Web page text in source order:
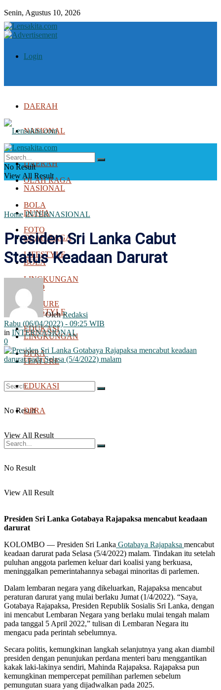
Senin, Agustus 10, 2026
Login
DAERAH
NASIONAL
DUNIA
OLAH RAGA
BOLA
FOTO
LIFESTYLE
LINGKUNGAN
FEATURE
EDUKASI
DPRA
No Result
View All Result
DAERAH
NASIONAL
DUNIA
OLAH RAGA
BOLA
FOTO
LIFESTYLE
LINGKUNGAN
FEATURE
EDUKASI
DPRA
No Result
View All Result
No Result
View All Result
Home INTERNASIONAL
Presiden Sri Lanka Cabut
Status Keadaan Darurat
Oleh Redaksi
Rabu (06/04/2022) - 09:25 WIB
in INTERNASIONAL
0
Presiden Sri Lanka Gotabaya Rajapaksa mencabut keadaan
darurat
KOLOMBO — Presiden Sri Lanka Gotabaya Rajapaksa mencabut
keadaan darurat pada Selasa (5/4/2022) malam. Tindakan itu setelah
puluhan anggota parlemen keluar dari koalisi yang berkuasa,
meninggalkan pemerintahannya sebagai minoritas di parlemen.
Dalam lembaran negara yang dikeluarkan, Rajapaksa mencabut
peraturan darurat yang mulai berlaku Jumat (1/4/2022). “Saya,
Gotabaya Rajapaksa, Presiden Republik Sosialis Sri Lanka, dengan
ini mencabut Lembaran Negara yang berlaku mulai tengah malam
pada tanggal 5 April 2022,” tulisan di Lembaran Negara itu
mengacu pada perintah sebelumnya.
Secara politis, kemungkinan langkah selanjutnya yang akan diambil
presiden dengan penunjukan perdana menteri baru menggantikan
kakak laki-lakinya sendiri, Mahinda Rajapaksa. Rajapaksa pun
kemungkinan mempercepat pemilihan parlemen sebelum
pemungutan suara yang dijadwalkan pada 2025.